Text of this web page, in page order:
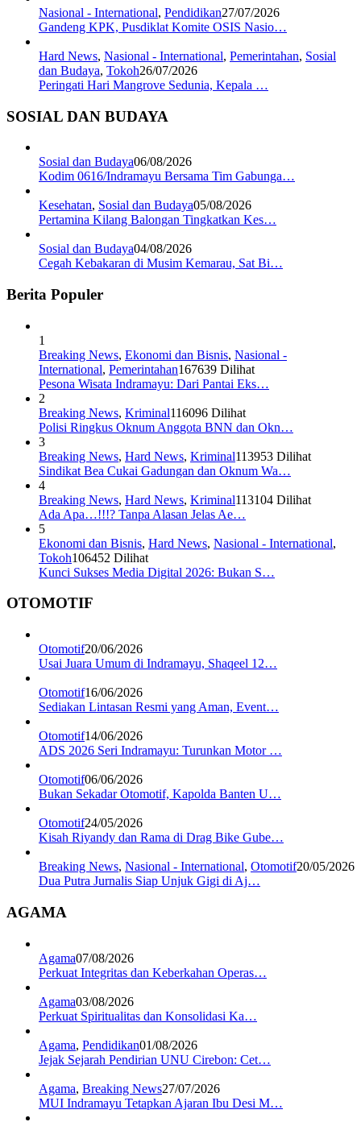
Nasional - International, Pendidikan27/07/2026
Gandeng KPK, Pusdiklat Komite OSIS Nasio…
Hard News, Nasional - International, Pemerintahan, Sosial
dan Budaya, Tokoh26/07/2026
Peringati Hari Mangrove Sedunia, Kepala …
SOSIAL DAN BUDAYA
Sosial dan Budaya06/08/2026
Kodim 0616/Indramayu Bersama Tim Gabunga…
Kesehatan, Sosial dan Budaya05/08/2026
Pertamina Kilang Balongan Tingkatkan Kes…
Sosial dan Budaya04/08/2026
Cegah Kebakaran di Musim Kemarau, Sat Bi…
Berita Populer
1
Breaking News, Ekonomi dan Bisnis, Nasional -
International, Pemerintahan167639 Dilihat
Pesona Wisata Indramayu: Dari Pantai Eks…
2
Breaking News, Kriminal116096 Dilihat
Polisi Ringkus Oknum Anggota BNN dan Okn…
3
Breaking News, Hard News, Kriminal113953 Dilihat
Sindikat Bea Cukai Gadungan dan Oknum Wa…
4
Breaking News, Hard News, Kriminal113104 Dilihat
Ada Apa…!!!? Tanpa Alasan Jelas Ae…
5
Ekonomi dan Bisnis, Hard News, Nasional - International,
Tokoh106452 Dilihat
Kunci Sukses Media Digital 2026: Bukan S…
OTOMOTIF
Otomotif20/06/2026
Usai Juara Umum di Indramayu, Shaqeel 12…
Otomotif16/06/2026
Sediakan Lintasan Resmi yang Aman, Event…
Otomotif14/06/2026
ADS 2026 Seri Indramayu: Turunkan Motor …
Otomotif06/06/2026
Bukan Sekadar Otomotif, Kapolda Banten U…
Otomotif24/05/2026
Kisah Riyandy dan Rama di Drag Bike Gube…
Breaking News, Nasional - International, Otomotif20/05/2026
Dua Putra Jurnalis Siap Unjuk Gigi di Aj…
AGAMA
Agama07/08/2026
Perkuat Integritas dan Keberkahan Operas…
Agama03/08/2026
Perkuat Spiritualitas dan Konsolidasi Ka…
Agama, Pendidikan01/08/2026
Jejak Sejarah Pendirian UNU Cirebon: Cet…
Agama, Breaking News27/07/2026
MUI Indramayu Tetapkan Ajaran Ibu Desi M…